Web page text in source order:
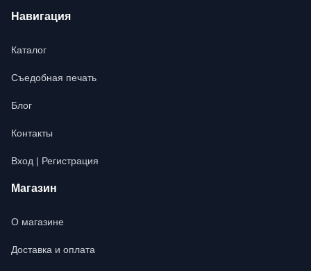
Навигация
Каталог
Съедобная печать
Блог
Контакты
Вход | Регистрация
Магазин
О магазине
Доставка и оплата